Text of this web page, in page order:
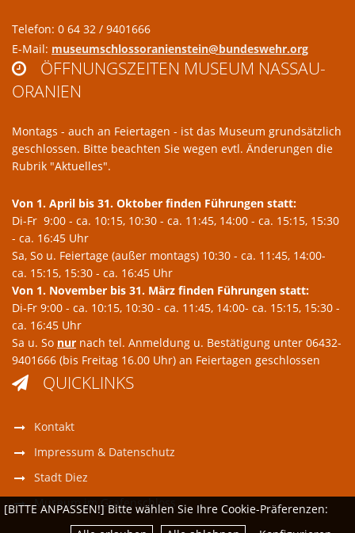
Telefon: 0 64 32 / 9401666
E-Mail: museumschlossoranienstein@bundeswehr.org

ÖFFNUNGSZEITEN MUSEUM NASSAU-
ORANIEN
Montags - auch an Feiertagen - ist das Museum grundsätzlich
geschlossen. Bitte beachten Sie wegen evtl. Änderungen die
Rubrik "Aktuelles".
Von 1. April bis 31. Oktober finden Führungen statt:
Di-Fr 9:00 - ca. 10:15, 10:30 - ca. 11:45, 14:00 - ca. 15:15, 15:30
- ca. 16:45 Uhr
Sa, So u. Feiertage (außer montags) 10:30 - ca. 11:45, 14:00-
ca. 15:15, 15:30 - ca. 16:45 Uhr
Von 1. November bis 31. März finden Führungen statt:
Di-Fr 9:00 - ca. 10:15, 10:30 - ca. 11:45, 14:00- ca. 15:15, 15:30 -
ca. 16:45 Uhr
Sa u. So nur nach tel. Anmeldung u. Bestätigung unter 06432-
9401666 (bis Freitag 16.00 Uhr) an Feiertagen geschlossen
 QUICKLINKS
Kontakt
Impressum & Datenschutz
Stadt Diez
Museum im Grafenschloss
[BITTE ANPASSEN!] Bitte wählen Sie Ihre Cookie-Präferenzen: